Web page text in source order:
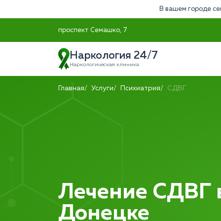
В вашем городе
проспект Семашко, 7
Наркология 24/7
Наркологическая клиника
Главная Услуги Психиатрия СДВГ
Лечение СДВГ
Донецке